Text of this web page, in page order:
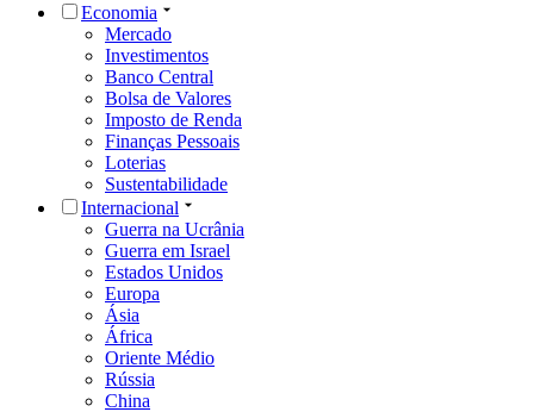
Economia
Mercado
Investimentos
Banco Central
Bolsa de Valores
Imposto de Renda
Finanças Pessoais
Loterias
Sustentabilidade
Internacional
Guerra na Ucrânia
Guerra em Israel
Estados Unidos
Europa
Ásia
África
Oriente Médio
Rússia
China